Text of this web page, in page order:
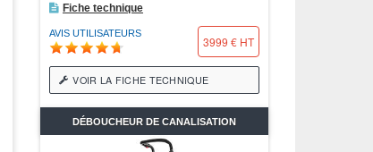
Fiche technique
AVIS UTILISATEURS
3999 € HT
VOIR LA FICHE TECHNIQUE
DÉBOUCHEUR DE CANALISATION